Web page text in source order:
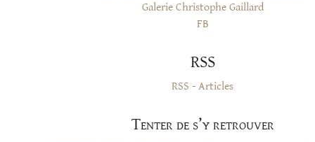
Galerie Christophe Gaillard
FB
RSS
RSS - Articles
Tenter de s’y retrouver